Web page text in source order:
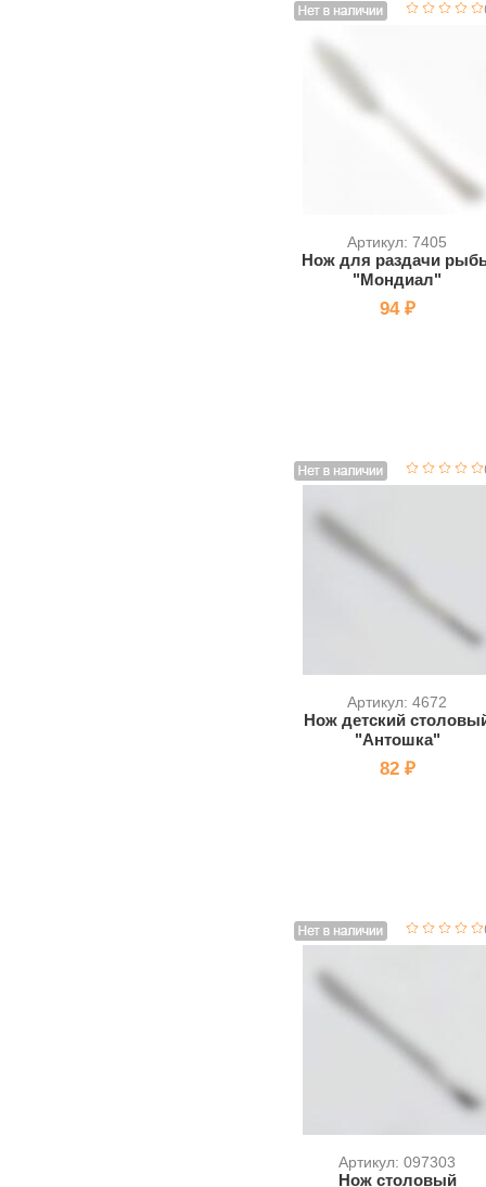
Артикул: 7405
Нож для раздачи
"Мондиал"
94 ₽
Артикул: 4672
Нож детский
"Антошка"
82 ₽
Артикул: 097303
Нож столовый